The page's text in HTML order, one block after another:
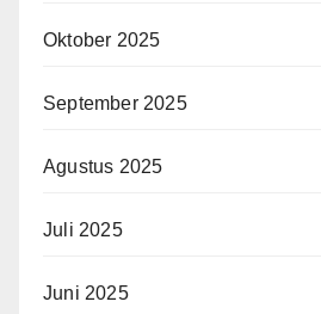
Oktober 2025
September 2025
Agustus 2025
Juli 2025
Juni 2025